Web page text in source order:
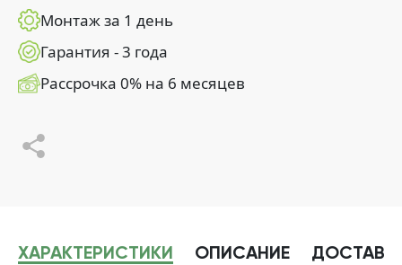
Монтаж за 1 день
Гарантия - 3 года
Рассрочка 0% на 6 месяцев
ХАРАКТЕРИСТИКИ ОПИСАНИЕ